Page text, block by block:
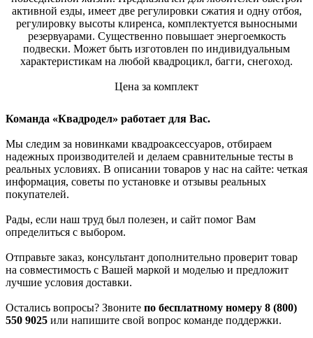
активной езды, имеет две регулировки сжатия и одну отбоя,
регулировку высоты клиренса, комплектуется выносными
резервуарами. Существенно повышает энергоемкость
подвески. Может быть изготовлен по индивидуальным
характеристикам на любой квадроцикл, багги, снегоход.
Цена за комплект
Команда «Квадродел» работает для Вас.
Мы следим за новинками квадроаксессуаров, отбираем
надежных производителей и делаем сравнительные тесты в
реальных условиях. В описании товаров у нас на сайте: четкая
информация, советы по установке и отзывы реальных
покупателей.
Рады, если наш труд был полезен, и сайт помог Вам
определиться с выбором.
Отправьте заказ, консультант дополнительно проверит товар
на совместимость с Вашей маркой и моделью и предложит
лучшие условия доставки.
Остались вопросы? Звоните по бесплатному номеру 8 (800)
550 9025 или напишите свой вопрос команде поддержки.